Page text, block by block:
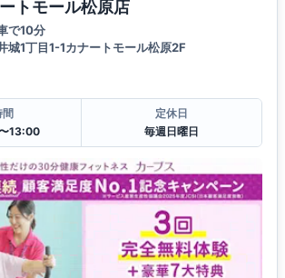
トモール松原店
で10分
城1丁目1-1カナートモール松原2F
13:00
定休日
毎週日曜日